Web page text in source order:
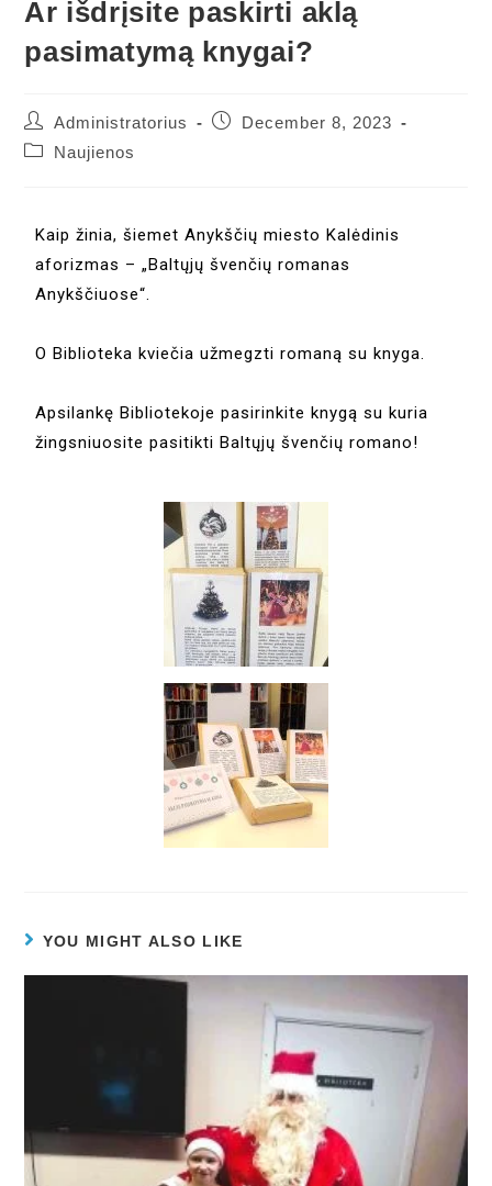
Ar išdrįsite paskirti aklą
pasimatymą knygai?
Administratorius
December 8, 2023
Naujienos
Kaip žinia, šiemet Anykščių miesto Kalėdinis
aforizmas – „Baltųjų švenčių romanas
Anykščiuose“.
O Biblioteka kviečia užmegzti romaną su knyga.
Apsilankę Bibliotekoje pasirinkite knygą su kuria
žingsniuosite pasitikti Baltųjų švenčių romano!
YOU MIGHT ALSO LIKE